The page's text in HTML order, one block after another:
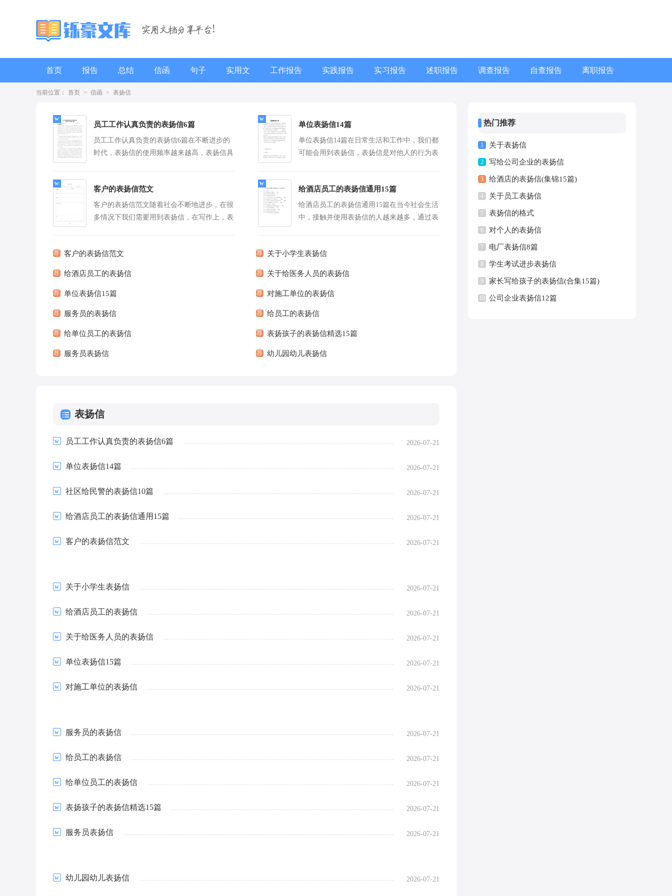
首页 报告 总结 信函 句子 实用文 工作报告 实践报告 实习报告 述职报告 调查报告 自查报告 离职报告
辞职报告
当前位置： 首页 > 信函 > 表扬信
员工工作认真负责的表扬信6篇
员工工作认真负责的表扬信6篇在不断进步的
时代，表扬信的使用频率越来越高，表扬信具
单位表扬信14篇
单位表扬信14篇在日常生活和工作中，我们都
可能会用到表扬信，表扬信是对他人的行为表
客户的表扬信范文
客户的表扬信范文随着社会不断地进步，在很
多情况下我们需要用到表扬信，在写作上，表
给酒店员工的表扬信通用15篇
给酒店员工的表扬信通用15篇在当今社会生活
中，接触并使用表扬信的人越来越多，通过表
荐
客户的表扬信范文 荐 关于小学生表扬信
荐 给酒店员工的表扬信 荐 关于给医务人员的表扬信
荐 单位表扬信15篇 荐 对施工单位的表扬信
荐 服务员的表扬信 荐 给员工的表扬信
荐 给单位员工的表扬信 荐 表扬孩子的表扬信精选15篇
荐 服务员表扬信 荐 幼儿园幼儿表扬信
表扬信
员工工作认真负责的表扬信6篇 2026-07-21
单位表扬信14篇 2026-07-21
社区给民警的表扬信10篇 2026-07-21
给酒店员工的表扬信通用15篇 2026-07-21
客户的表扬信范文 2026-07-21
关于小学生表扬信 2026-07-21
给酒店员工的表扬信 2026-07-21
关于给医务人员的表扬信 2026-07-21
单位表扬信15篇 2026-07-21
对施工单位的表扬信 2026-07-21
服务员的表扬信 2026-07-21
给员工的表扬信 2026-07-21
给单位员工的表扬信 2026-07-21
表扬孩子的表扬信精选15篇 2026-07-21
服务员表扬信 2026-07-21
幼儿园幼儿表扬信 2026-07-21
热门推荐
1 关于表扬信
2 写给公司企业的表扬信
3 给酒店的表扬信(集锦15篇)
4 关于员工表扬信
5 表扬信的格式
6 对个人的表扬信
7 电厂表扬信8篇
8 学生考试进步表扬信
9 家长写给孩子的表扬信(合集15篇)
10 公司企业表扬信12篇